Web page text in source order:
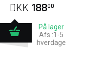
DKK 18800
På lager
Afs.:1-5
hverdage